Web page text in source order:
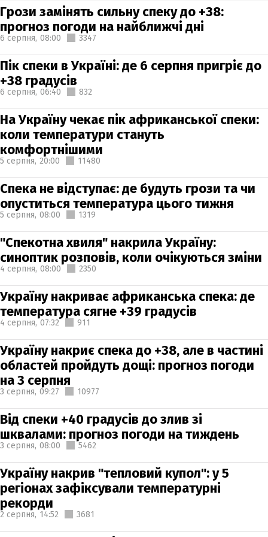
Грози замінять сильну спеку до +38:
прогноз погоди на найближчі дні
6 серпня, 08:00 3347
Пік спеки в Україні: де 6 серпня пригріє до
+38 градусів
6 серпня, 06:40 832
На Україну чекає пік африканської спеки:
коли температури стануть
комфортнішими
5 серпня, 20:00 11480
Спека не відступає: де будуть грози та чи
опуститься температура цього тижня
5 серпня, 08:00 1319
"Спекотна хвиля" накрила Україну:
синоптик розповів, коли очікуються зміни
4 серпня, 08:00 2350
Україну накриває африканська спека: де
температура сягне +39 градусів
4 серпня, 07:32 911
Україну накриє спека до +38, але в частині
областей пройдуть дощі: прогноз погоди
на 3 серпня
3 серпня, 09:27 10977
Від спеки +40 градусів до злив зі
шквалами: прогноз погоди на тиждень
3 серпня, 08:00 5462
Україну накрив "тепловий купол": у 5
регіонах зафіксували температурні
рекорди
2 серпня, 14:52 3681